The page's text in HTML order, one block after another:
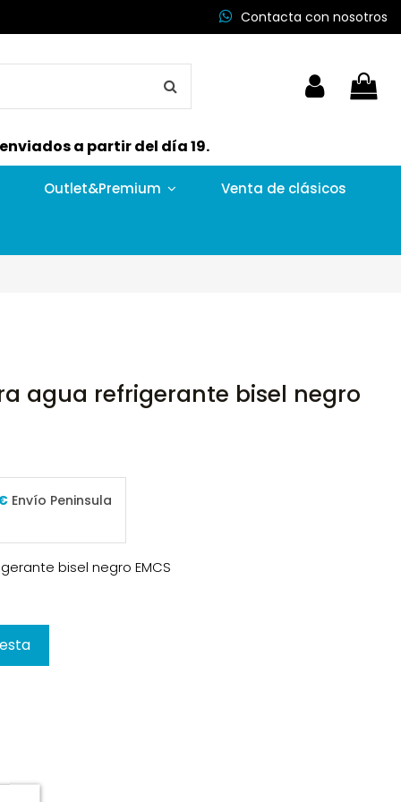
Contacta con nosotros
a partir del día 19.
Outlet&Premium Venta de clásicos
agua refrigerante bisel negro
Envío Peninsula
bisel negro EMCS